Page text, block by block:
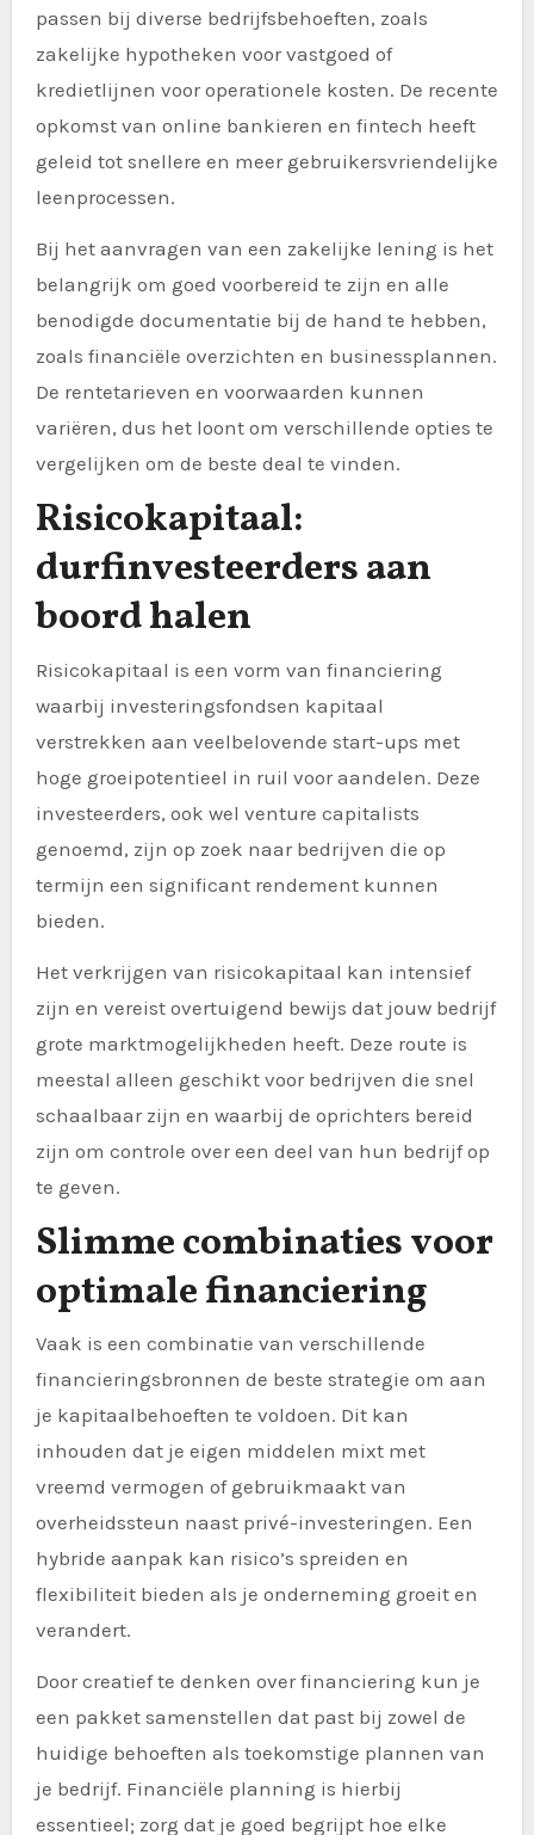
passen bij diverse bedrijfsbehoeften, zoals
zakelijke hypotheken voor vastgoed of
kredietlijnen voor operationele kosten. De recente
opkomst van online bankieren en fintech heeft
geleid tot snellere en meer gebruikersvriendelijke
leenprocessen.
Bij het aanvragen van een zakelijke lening is het
belangrijk om goed voorbereid te zijn en alle
benodigde documentatie bij de hand te hebben,
zoals financiële overzichten en businessplannen.
De rentetarieven en voorwaarden kunnen
variëren, dus het loont om verschillende opties te
vergelijken om de beste deal te vinden.
Risicokapitaal:
durfinvesteerders aan
boord halen
Risicokapitaal is een vorm van financiering
waarbij investeringsfondsen kapitaal
verstrekken aan veelbelovende start-ups met
hoge groeipotentieel in ruil voor aandelen. Deze
investeerders, ook wel venture capitalists
genoemd, zijn op zoek naar bedrijven die op
termijn een significant rendement kunnen
bieden.
Het verkrijgen van risicokapitaal kan intensief
zijn en vereist overtuigend bewijs dat jouw bedrijf
grote marktmogelijkheden heeft. Deze route is
meestal alleen geschikt voor bedrijven die snel
schaalbaar zijn en waarbij de oprichters bereid
zijn om controle over een deel van hun bedrijf op
te geven.
Slimme combinaties voor
optimale financiering
Vaak is een combinatie van verschillende
financieringsbronnen de beste strategie om aan
je kapitaalbehoeften te voldoen. Dit kan
inhouden dat je eigen middelen mixt met
vreemd vermogen of gebruikmaakt van
overheidssteun naast privé-investeringen. Een
hybride aanpak kan risico’s spreiden en
flexibiliteit bieden als je onderneming groeit en
verandert.
Door creatief te denken over financiering kun je
een pakket samenstellen dat past bij zowel de
huidige behoeften als toekomstige plannen van
je bedrijf. Financiële planning is hierbij
essentieel; zorg dat je goed begrijpt hoe elke